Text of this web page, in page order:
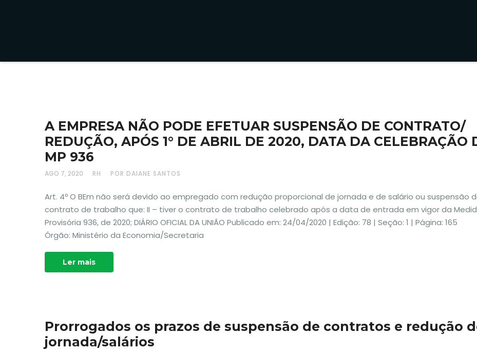
A EMPRESA NÃO PODE EFETUAR SUSPENSÃO DE CONTRATO/
REDUÇÃO, APÓS 1° DE ABRIL DE 2020, DATA DA CELEBRAÇÃO
MP 936
AGO 7, 2020 RH POR DAIANE SANTOS
Art. 4º O BEm não será devido ao empregado com redução proporcional de jornada e de salário ou suspensão
contrato de trabalho que: II – tiver o contrato de trabalho celebrado após a data de entrada em vigor da
Provisória 936, de 2020; DIÁRIO OFICIAL DA UNIÃO Publicado em: 24/04/2020 | Edição: 78 | Seção: 1 | Página: 165
Órgão: Ministério da Economia/Secretaria
Ler mais
Prorrogados os prazos de suspensão de contratos e redução
jornada/salários